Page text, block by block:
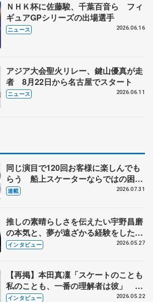
ＮＨＫ杯に佐藤駿、千葉百音ら フィ
ギュアGPシリーズの出場選手
ニュース 2026.06.16
アジア大会聖火リレー、鍵山優真が走
者 8月22日から名古屋でスタート
ニュース 2026.06.11
同じ演目で120回お客様に楽しんでも
らう 船上スケーターならではの困難
とは 影響あったPIW前キャプテン松
連載 2026.07.31
推しの素晴らしさを伝えたい宇野昌磨
の本気と、夢が遠ざかる経験をした本
田真凜の覚悟
インタビュー 2026.05.27
【再掲】本田真凜「スケートのことも
私のことも、一番の理解者は彼」 引
退時の単独インタビューで語った競技
インタビュー 2026.05.22